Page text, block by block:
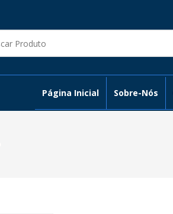
Página Inicial Sobre-Nós